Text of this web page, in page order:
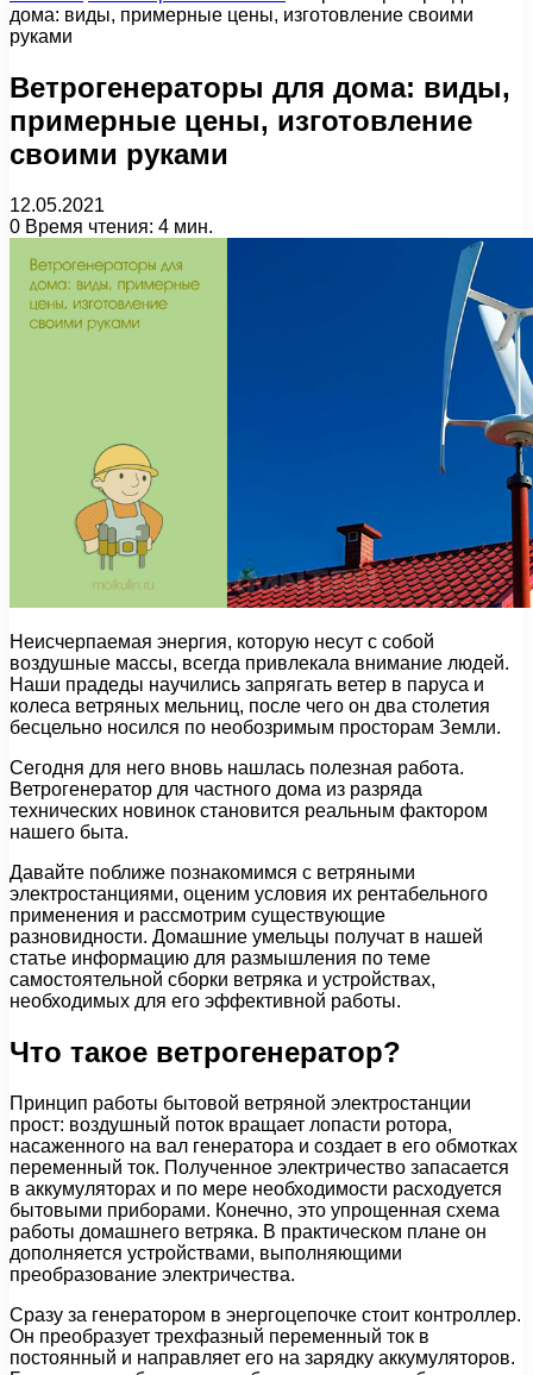
дома: виды, примерные цены, изготовление своими
руками
Ветрогенераторы для дома: виды,
примерные цены, изготовление
своими руками
12.05.2021
0 Время чтения: 4 мин.
Неисчерпаемая энергия, которую несут с собой
воздушные массы, всегда привлекала внимание людей.
Наши прадеды научились запрягать ветер в паруса и
колеса ветряных мельниц, после чего он два столетия
бесцельно носился по необозримым просторам Земли.
Сегодня для него вновь нашлась полезная работа.
Ветрогенератор для частного дома из разряда
технических новинок становится реальным фактором
нашего быта.
Давайте поближе познакомимся с ветряными
электростанциями, оценим условия их рентабельного
применения и рассмотрим существующие
разновидности. Домашние умельцы получат в нашей
статье информацию для размышления по теме
самостоятельной сборки ветряка и устройствах,
необходимых для его эффективной работы.
Что такое ветрогенератор?
Принцип работы бытовой ветряной электростанции
прост: воздушный поток вращает лопасти ротора,
насаженного на вал генератора и создает в его обмотках
переменный ток. Полученное электричество запасается
в аккумуляторах и по мере необходимости расходуется
бытовыми приборами. Конечно, это упрощенная схема
работы домашнего ветряка. В практическом плане он
дополняется устройствами, выполняющими
преобразование электричества.
Сразу за генератором в энергоцепочке стоит контроллер.
Он преобразует трехфазный переменный ток в
постоянный и направляет его на зарядку аккумуляторов.